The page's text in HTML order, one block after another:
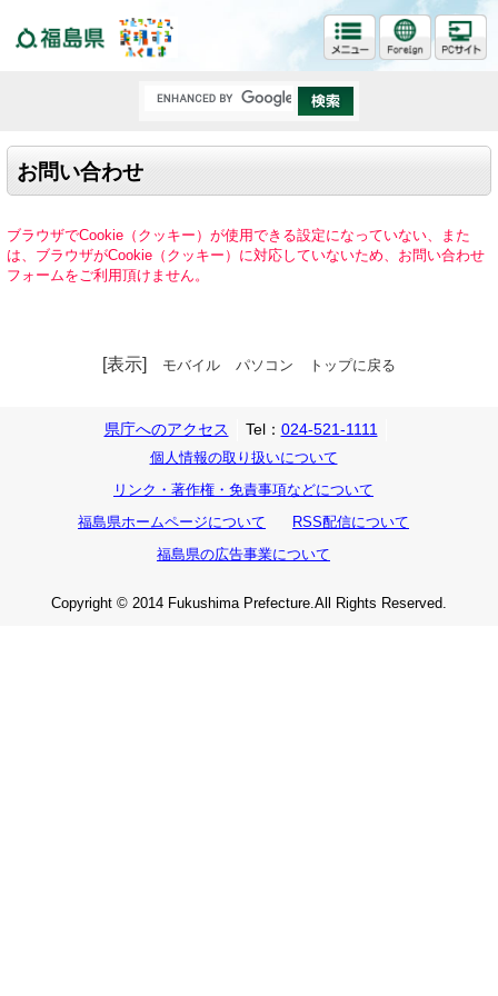
お問い合わせ
ブラウザでCookie（クッキー）が使用できる設定になっていない、また
は、ブラウザがCookie（クッキー）に対応していないため、お問い合わせ
フォームをご利用頂けません。
[表示] モバイル パソコン トップに戻る
県庁へのアクセス Tel： 024-521-1111
個人情報の取り扱いについて
リンク・著作権・免責事項などについて
福島県ホームページについて
RSS配信について
福島県の広告事業について
Copyright © 2014 Fukushima Prefecture.All Rights Reserved.